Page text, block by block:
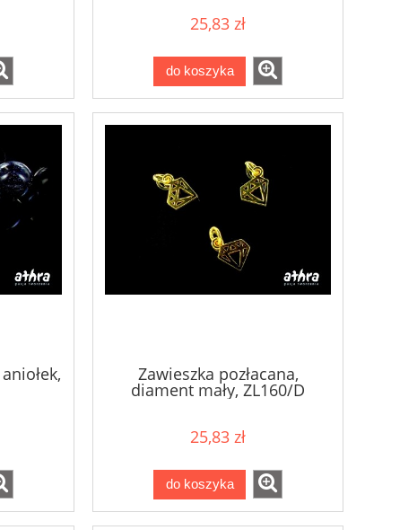
25,83 zł
do koszyka
Zawieszka pozłacana,
diament mały, ZL160/D
25,83 zł
do koszyka